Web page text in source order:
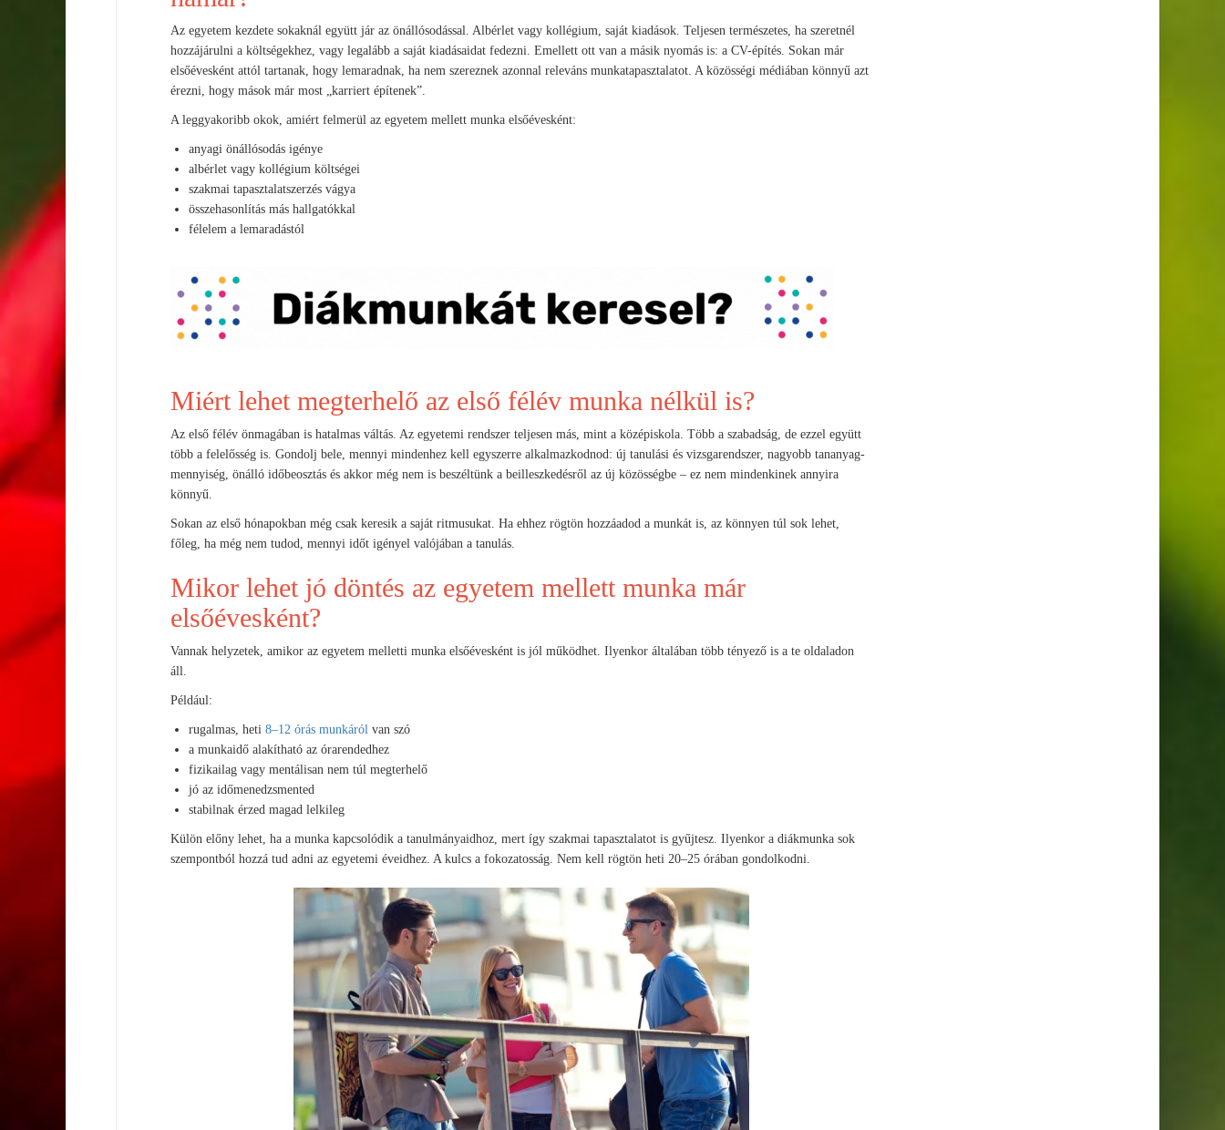
Az egyetem kezdete sokaknál együtt jár az önállósodással. Albérlet vagy kollégium, saját kiadások. Teljesen természetes, ha szeretnél
hozzájárulni a költségekhez, vagy legalább a saját kiadásaidat fedezni. Emellett ott van a másik nyomás is: a CV-építés. Sokan már
elsőévesként attól tartanak, hogy lemaradnak, ha nem szereznek azonnal releváns munkatapasztalatot. A közösségi médiában könnyű azt
érezni, hogy mások már most „karriert építenek”.
A leggyakoribb okok, amiért felmerül az egyetem mellett munka elsőévesként:
anyagi önállósodás igénye
albérlet vagy kollégium költségei
szakmai tapasztalatszerzés vágya
összehasonlítás más hallgatókkal
félelem a lemaradástól
Miért lehet megterhelő az első félév munka nélkül is?
Az első félév önmagában is hatalmas váltás. Az egyetemi rendszer teljesen más, mint a középiskola. Több a szabadság, de ezzel együtt
több a felelősség is. Gondolj bele, mennyi mindenhez kell egyszerre alkalmazkodnod: új tanulási és vizsgarendszer, nagyobb tananyag-
mennyiség, önálló időbeosztás és akkor még nem is beszéltünk a beilleszkedésről az új közösségbe – ez nem mindenkinek annyira
könnyű.
Sokan az első hónapokban még csak keresik a saját ritmusukat. Ha ehhez rögtön hozzáadod a munkát is, az könnyen túl sok lehet,
főleg, ha még nem tudod, mennyi időt igényel valójában a tanulás.
Mikor lehet jó döntés az egyetem mellett munka már
elsőévesként?
Vannak helyzetek, amikor az egyetem melletti munka elsőévesként is jól működhet. Ilyenkor általában több tényező is a te oldaladon
áll.
Például:
rugalmas, heti 8–12 órás munkáról van szó
a munkaidő alakítható az órarendedhez
fizikailag vagy mentálisan nem túl megterhelő
jó az időmenedzsmented
stabilnak érzed magad lelkileg
Külön előny lehet, ha a munka kapcsolódik a tanulmányaidhoz, mert így szakmai tapasztalatot is gyűjtesz. Ilyenkor a diákmunka sok
szempontból hozzá tud adni az egyetemi éveidhez. A kulcs a fokozatosság. Nem kell rögtön heti 20–25 órában gondolkodni.